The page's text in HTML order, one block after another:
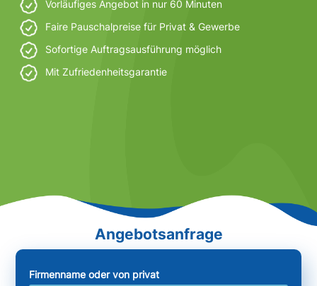
Vorläufiges Angebot in nur 60 Minuten
Faire Pauschalpreise für Privat & Gewerbe
Sofortige Auftragsausführung möglich
Mit Zufriedenheitsgarantie
Firmenname oder von privat